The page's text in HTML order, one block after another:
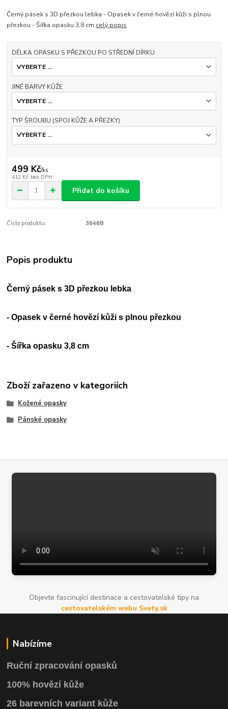
Černý pásek s 3D přezkou lebka - Opasek v černé hovězí kůži s plnou
přezkou - Šířka opasku 3,8 cm celý popis
DÉLKA OPASKU S PŘEZKOU PO STŘEDNÍ DÍRKU
JINÉ BARVY KŮŽE
TYP ŠROUBU (SPOJ KŮŽE A PŘEZKY)
499 Kč/ks
412 Kč bez DPH
Přidat do košíku
Číslo produktu: 3646B
Popis produktu
Černý pásek s 3D přezkou lebka
- Opasek v černé hovězí kůži s plnou přezkou
- Šířka opasku 3,8 cm
Zboží zařazeno v kategoriích
Kožené opasky
Pánské opasky
Objevte fascinující destinace a cestovatelské tipy na
cestovatelském webu Svety.sk
Nabízíme
Ruční zpracování opasků
100% hovězí kůže
26 barevních variant kůže